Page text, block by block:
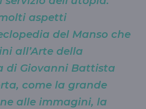
aspetti
del Manso che
all’Arte della
di Giovanni Battista
come la grande
alle immagini, la